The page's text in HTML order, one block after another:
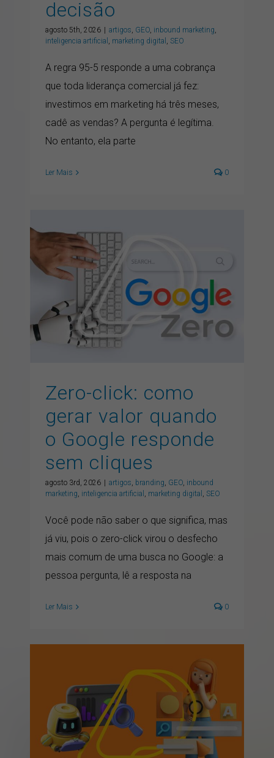
decisão
agosto 5th, 2026 artigos, GEO, inbound marketing,
inteligencia artificial , marketing digital ,SEO
A regra 95-5 responde a uma cobrança
que toda liderança comercial já fez:
investimos em marketing há três meses,
cadê as vendas? A pergunta é legítima.
No entanto, ela parte
Ler Mais 0
Zero-click: como gerar
valor quando o Google
responde sem cliques
artigos branding GEO inbound marketing
inteligencia
artificial marketing digital SEO
Zero-click: como
gerar valor quando
o Google responde
sem cliques
agosto 3rd, 2026 artigos, branding, GEO, inbound
marketing, inteligencia artificial , marketing digital ,SEO
Você pode não saber o que significa, mas
já viu, pois o zero-click virou o desfecho
mais comum de uma busca no Google: a
pessoa pergunta, lê a resposta na
Ler Mais 0
Coerência, máquinas e
marca: minha leitura dos
relatórios de Cannes
Lions 2026